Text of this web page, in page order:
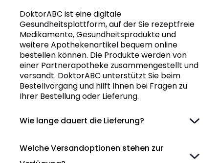
DoktorABC ist eine digitale
Gesundheitsplattform, auf der Sie rezeptfreie
Medikamente, Gesundheitsprodukte und
weitere Apothekenartikel bequem online
bestellen können. Die Produkte werden von
einer Partnerapotheke zusammengestellt und
versandt. DoktorABC unterstützt Sie beim
Bestellvorgang und hilft Ihnen bei Fragen zu
Ihrer Bestellung oder Lieferung.
Wie lange dauert die Lieferung?
Welche Versandoptionen stehen zur